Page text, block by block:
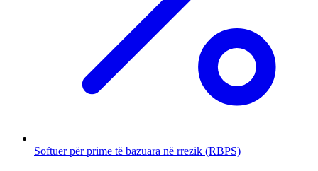
Softuer për prime të bazuara në rrezik (RBPS)